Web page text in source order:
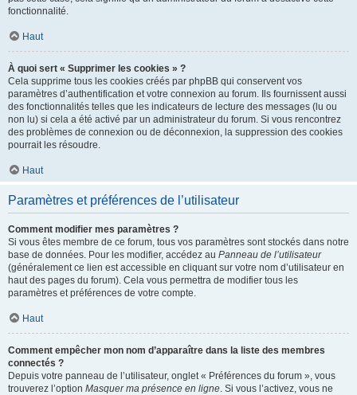
fonctionnalité.
Haut
À quoi sert « Supprimer les cookies » ?
Cela supprime tous les cookies créés par phpBB qui conservent vos
paramètres d’authentification et votre connexion au forum. Ils fournissent aussi
des fonctionnalités telles que les indicateurs de lecture des messages (lu ou
non lu) si cela a été activé par un administrateur du forum. Si vous rencontrez
des problèmes de connexion ou de déconnexion, la suppression des cookies
pourrait les résoudre.
Haut
Paramètres et préférences de l’utilisateur
Comment modifier mes paramètres ?
Si vous êtes membre de ce forum, tous vos paramètres sont stockés dans notre
base de données. Pour les modifier, accédez au Panneau de l’utilisateur
(généralement ce lien est accessible en cliquant sur votre nom d’utilisateur en
haut des pages du forum). Cela vous permettra de modifier tous les
paramètres et préférences de votre compte.
Haut
Comment empêcher mon nom d’apparaître dans la liste des membres
connectés ?
Depuis votre panneau de l’utilisateur, onglet « Préférences du forum », vous
trouverez l’option Masquer ma présence en ligne. Si vous l’activez, vous ne